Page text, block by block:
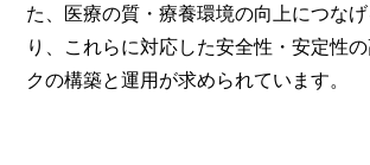
た、医療の質・療養環境の向上につな
り、これらに対応した安全性・安定性
クの構築と運用が求められています。